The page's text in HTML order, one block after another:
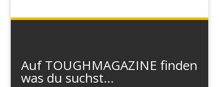
Auf TOUGHMAGAZINE finden
was du suchst...